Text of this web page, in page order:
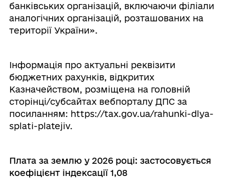
банківських організацій, включаючи філіали
аналогічних організацій, розташованих на
території України».
Інформація про актуальні реквізити
бюджетних рахунків, відкритих
Казначейством, розміщена на головній
сторінці/субсайтах вебпорталу ДПС за
посиланням: https://tax.gov.ua/rahunki-dlya-
splati-platejiv.
Плата за землю у 2026 році: застосовується
коефіцієнт індексації 1,08